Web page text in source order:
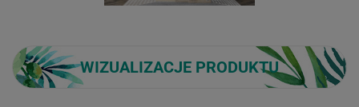
WIZUALIZACJE PRODUKTU